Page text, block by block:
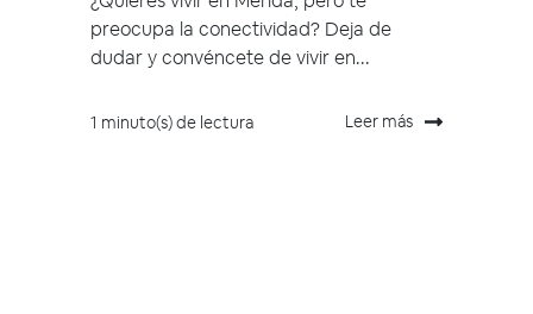
preocupa la conectividad? Deja de
dudar y convéncete de vivir en...
1 minuto(s) de lectura Leer más